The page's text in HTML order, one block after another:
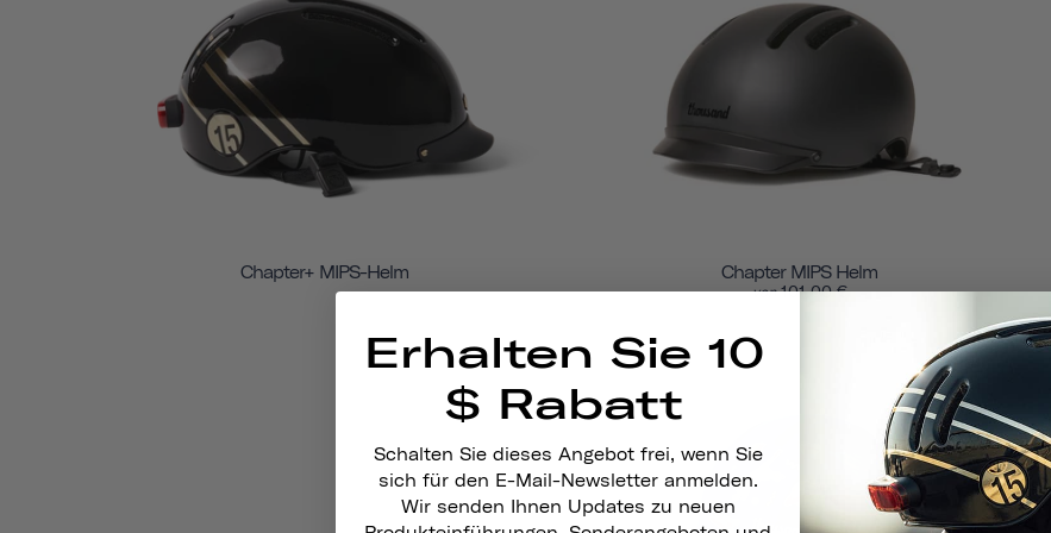
Chapter+ MIPS-Helm Chapter MIPS Helm
von 101,00 €
Erhalten Sie 10
$ Rabatt
Schalten Sie dieses Angebot frei, wenn Sie
sich für den E-Mail-Newsletter anmelden.
Wir senden Ihnen Updates zu neuen